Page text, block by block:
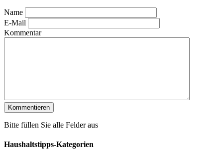
Name
E-Mail
Kommentar
Bitte füllen Sie alle Felder aus
Haushaltstipps-Kategorien